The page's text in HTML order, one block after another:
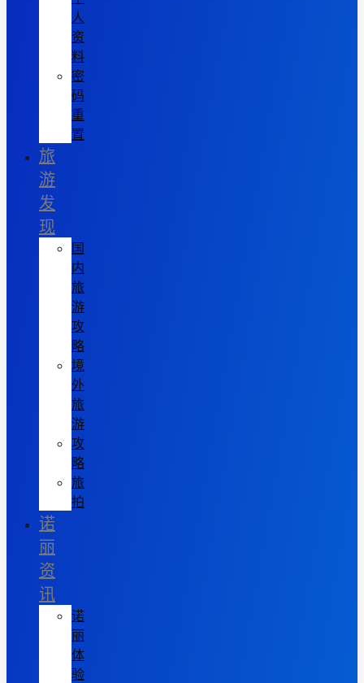
人
资
料
密
码
重
置
旅
游
发
现
国
内
旅
游
攻
略
境
外
旅
游
攻
略
旅
拍
诺
丽
资
讯
诺
丽
体
验